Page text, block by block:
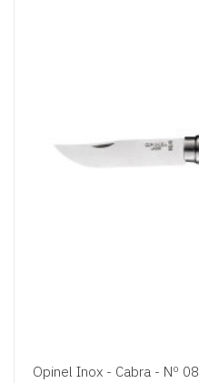
Opinel Inox - Cabra - Nº 08